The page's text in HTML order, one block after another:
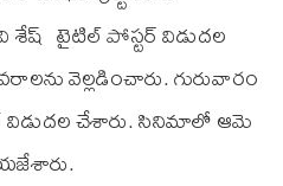
టైటిల్ పోస్టర్ విడుదల
వెల్లడించారు. గురువారం
విడుదల చేశారు. సినిమాలో ఆమె